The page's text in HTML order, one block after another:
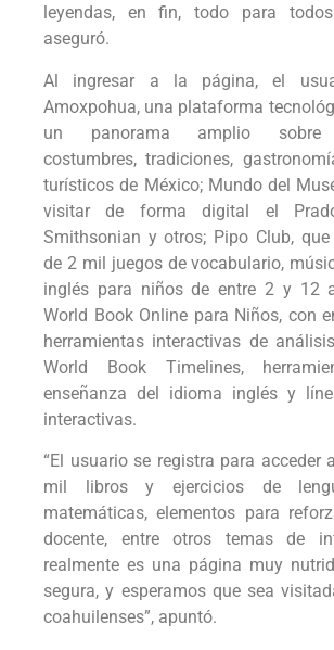
leyendas, en fin, todo para
aseguró.
Al ingresar a la página, el
Amoxpohua, una plataforma
un panorama amplio sobre
costumbres, tradiciones,
turísticos de México; Mundo del
visitar de forma digital el
Smithsonian y otros; Pipo Club,
de 2 mil juegos de vocabulario,
inglés para niños de entre 2 y 12
World Book Online para Niños, con
herramientas interactivas de
World Book Timelines,
enseñanza del idioma inglés y
interactivas.
“El usuario se registra para acceder
mil libros y ejercicios de
matemáticas, elementos para
docente, entre otros temas de
realmente es una página muy
segura, y esperamos que sea
coahuilenses”, apuntó.